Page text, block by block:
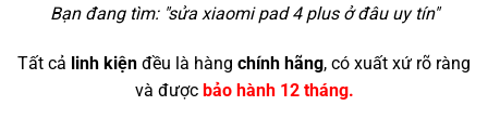
Bạn đang tìm: "sửa xiaomi pad 4 plus ở đâu uy tín"
Tất cả linh kiện đều là hàng chính hãng, có xuất xứ rõ ràng
và được bảo hành 12 tháng.